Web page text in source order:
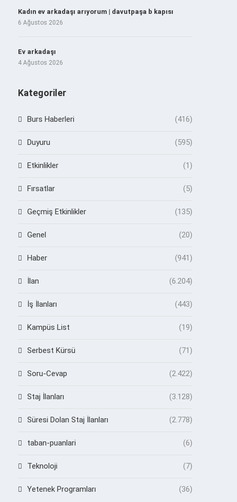
Kadın ev arkadaşı arıyorum | davutpaşa b kapısı
6 Ağustos 2026
Ev arkadaşı
4 Ağustos 2026
Kategoriler
Burs Haberleri (416)
Duyuru (595)
Etkinlikler (1)
Fırsatlar (5)
Geçmiş Etkinlikler (135)
Genel (20)
Haber (941)
İlan (6.204)
İş İlanları (443)
Kampüs List (19)
Serbest Kürsü (71)
Soru-Cevap (2.422)
Staj İlanları (3.128)
Süresi Dolan Staj İlanları (2.778)
taban-puanlari (6)
Teknoloji (7)
Yetenek Programları (36)